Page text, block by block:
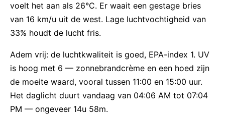
voelt het aan als 26°C. Er waait een gestage bries
van 16 km/u uit de west. Lage luchtvochtigheid van
33% houdt de lucht fris.
Adem vrij: de luchtkwaliteit is goed, EPA-index 1. UV
is hoog met 6 — zonnebrandcrème en een hoed zijn
de moeite waard, vooral tussen 11:00 en 15:00 uur.
Het daglicht duurt vandaag van 04:06 AM tot 07:04
PM — ongeveer 14u 58m.